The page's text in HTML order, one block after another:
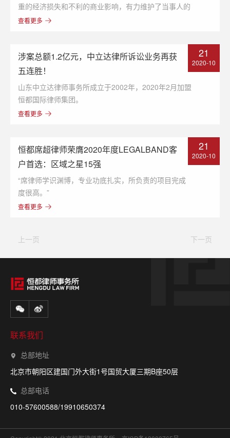
重的经济损失和不利的商业影响，有力维护了当事人的
合法权益。
查看更多
涉案总额1.2亿元，中立达律所诉讼业务再获
五连胜！
山东中立达律师事务所成立于2002年，2020年2月加盟
恒都国际律师集团。
查看更多
21
2020-10
恒都席超律师荣膺2020年度LEGALBAND客
户首选：区域之星15强
“席律师学识渊博，专业功底扎实，所负责的项目完成
度很高。”
查看更多
21
2020-10
上一页 下一页
联系我们
总部地址
北京市朝阳区建国门外大街1号国贸大厦三期B座50层
总部电话
010-57600588/19910650374